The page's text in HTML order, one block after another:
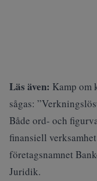
Läs även: Kamp om
sågas:
Både ord- och
finansiell
företagsnamnet
Juridik.